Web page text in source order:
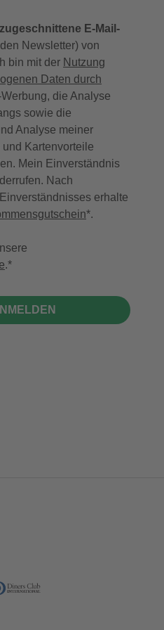
zugeschnittene E-Mail-
Newsletter) von
bin mit der Nutzung
Daten durch
die Analyse
sowie die
Analyse meiner
Kartenvorteile
Mein Einverständnis
Nach
erhalte
*.
.